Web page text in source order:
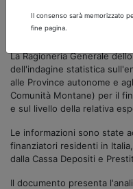
TERRITORIALI PER
INVESTIMENTI -
La Ragioneria Generale
dell'indagine statistica
alle Province autonome e
Comunità Montane) per il
e sul livello della relativa
Le informazioni sono state
finanziatori residenti in
dalla Cassa Depositi e
Il documento presenta
Il consenso sarà memorizzato
fine pagina.